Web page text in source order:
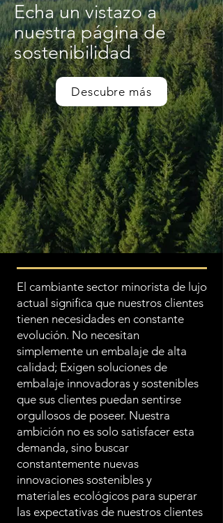
Echa un vistazo a
nuestra página de
sostenibilidad
Descubre más
El cambiante sector minorista de lujo
actual significa que nuestros clientes
tienen necesidades en constante
evolución. No necesitan
simplemente un embalaje de alta
calidad; Exigen soluciones de
embalaje innovadoras y sostenibles
que sus clientes puedan sentirse
orgullosos de poseer. Nuestra
ambición no es solo satisfacer esta
demanda, sino buscar
constantemente nuevas
innovaciones sostenibles y
materiales ecológicos para superar
las expectativas de nuestros clientes